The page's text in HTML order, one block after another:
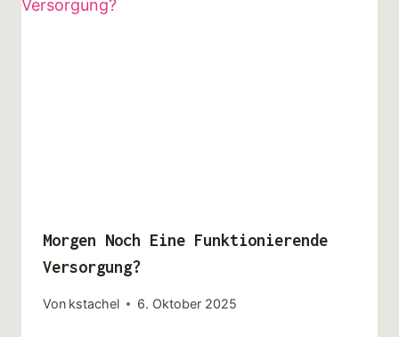
Morgen Noch Eine Funktionierende
Versorgung?
Von kstachel 6. Oktober 2025